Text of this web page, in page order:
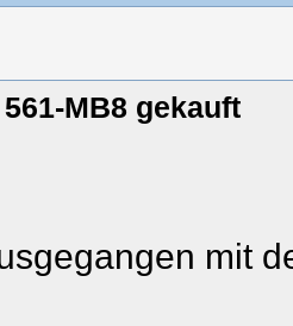
MB8 gekauft
mit